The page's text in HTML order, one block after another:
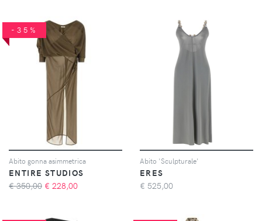
-35%
Abito gonna asimmetrica
ENTIRE STUDIOS
€ 350,00 € 228,00
Abito 'Sculpturale'
ERES
€ 525,00